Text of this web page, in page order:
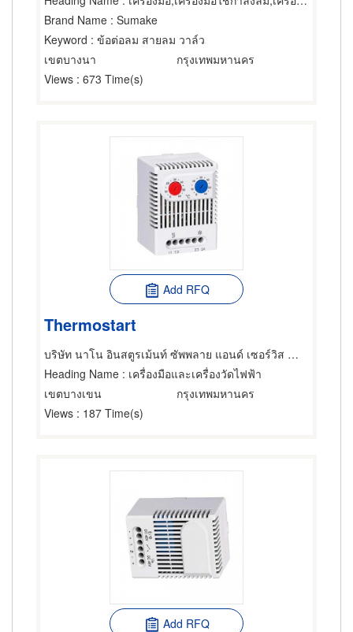
Brand Name : Sumake
Keyword : ข้อต่อลม สายลม วาล์ว
เขตบางนา
กรุงเทพมหานคร
Views : 673 Time(s)
Add RFQ
Thermostart
บริษัท นาโน อินสตูรเม้นท์ ซัพพลาย แอนด์ เซอร์วิส จำกัด
Heading Name : เครื่องมือและเครื่องวัดไฟฟ้า
เขตบางเขน
กรุงเทพมหานคร
Views : 187 Time(s)
Add RFQ